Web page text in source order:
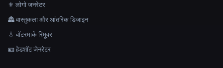
⚜️ लोगो जनरेटर
🏯 वास्तुकला और आंतरिक डिजाइन
💧 वॉटरमार्क रिमूवर
🪪 हेडशॉट जेनरेटर